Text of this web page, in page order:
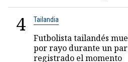
4 Tailandia
Futbolista tailandés
por rayo durante un
registrado el momento